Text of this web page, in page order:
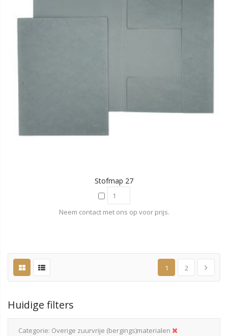
Stofmap 27
Neem contact met ons op voor prijs.
1 2
Huidige filters
Categorie Overige zuurvrije (bergings)materialen